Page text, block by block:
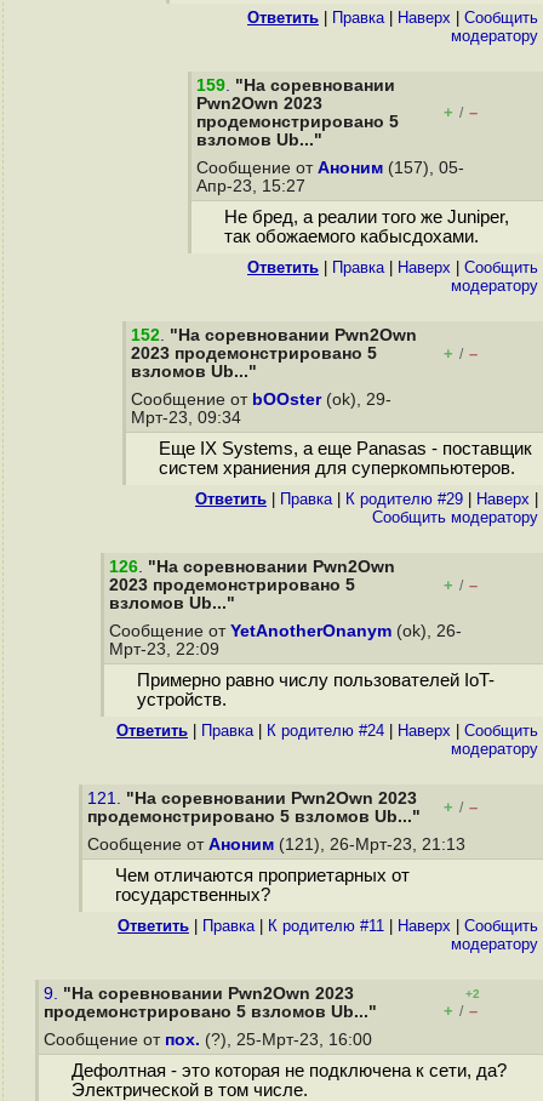
Ответить Правка| Наверх
Cообщить
модератору
159. "На соревновании
Pwn2Own 2023
продемонстрировано 5
взломов Ub..."
+ / –
Сообщение от Аноним (157), 05-
Апр-23, 15:27
Не бред, а реалии того же Juniper,
так обожаемого кабысдохами.
Ответить Правка| Наверх
Cообщить
модератору
152. "На соревновании Pwn2Own
2023 продемонстрировано 5
взломов Ub..."
+ / –
Сообщение от bOOster(ok), 29-
Мрт-23, 09:34
Еще IX Systems, а еще Panasas - поставщик
систем храниения для суперкомпьютеров.
Ответить Правка| К родителю #29 Наверх
Cообщить модератору
126. "На соревновании Pwn2Own
2023 продемонстрировано 5
взломов Ub..."
+ / –
Сообщение от YetAnotherOnanym (ok), 26-
Мрт-23, 22:09
Примерно равно числу пользователей IoT-
устройств.
Ответить Правка| К родителю #24 Наверх
Cообщить
модератору
121. "На соревновании Pwn2Own 2023
продемонстрировано 5 взломов Ub..."
+ / –
Сообщение от Аноним (121), 26-Мрт-23, 21:13
Чем отличаются проприетарных от
государственных?
Ответить Правка| К родителю #11 Наверх
Cообщить
модератору
9. "На соревновании Pwn2Own 2023
продемонстрировано 5 взломов Ub..."
+2
+ / –
Сообщение от пох. (?), 25-Мрт-23, 16:00
Дефолтная - это которая не подключена к сети, да?
Электрической в том числе.